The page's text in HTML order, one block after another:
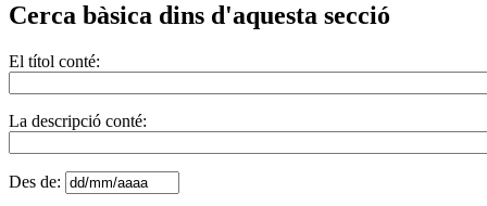
Cerca bàsica dins d'aquesta secció
El títol conté:
La descripció conté:
Des de: